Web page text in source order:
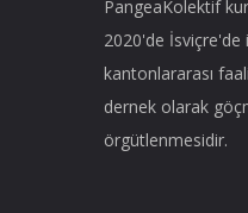
PangeaKolektif
2020'de İsviçre'de
kantonlararası
dernek olarak
örgütlenmesidir.